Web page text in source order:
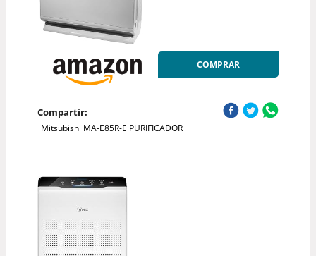
COMPRAR
Compartir:
Mitsubishi MA-E85R-E PURIFICADOR